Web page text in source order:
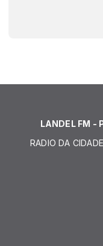
LANDEL FM -
RADIO DA